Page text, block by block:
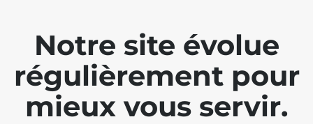
Notre site évolue
régulièrement pour
mieux vous servir.